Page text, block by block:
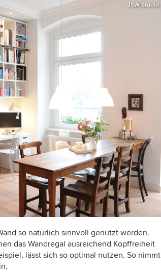
JSW Studio
so natürlich sinnvoll genutzt werden.
das Wandregal ausreichend Kopffreiheit
lässt sich so optimal nutzen. So nimmt